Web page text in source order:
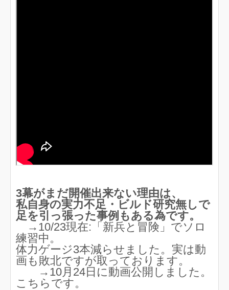
3幕がまだ開催出来ない理由は、
私自身の実力不足・ビルド研究無しで
足を引っ張った事例もある為です。
→10/23現在:「新兵と冒険」でソロ
練習中。
体力ゲージ3本減らせました。実は動
画も敗北ですが取っております。
→10月24日に動画公開しました。
こちらです。